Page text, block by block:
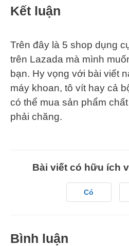
Kết luận
Trên đây là 5 shop dụng
trên Lazada mà mình
bạn. Hy vọng với bài viết
máy khoan, tô vít hay cả
có thể mua sản phẩm
phải chăng.
Bài viết có hữu ích
Có
Bình luận